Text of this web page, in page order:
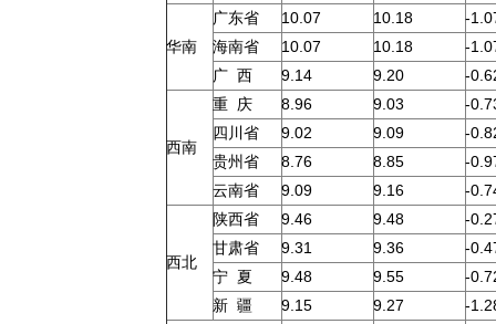
华南
广东省 10.07 10.18
-
海南省
10.07 10.18
-
广 西
9.14 9.20 -
西南
重 庆 8.96 9.03
-
四川省
9.02 9.09
-
贵州省
8.76 8.85
-
云南省
9.09 9.16 -
西北
陕西省 9.46 9.48
-
甘肃省
9.31 9.36
-
宁 夏
9.48 9.55
-
新 疆
9.15 9.27
-